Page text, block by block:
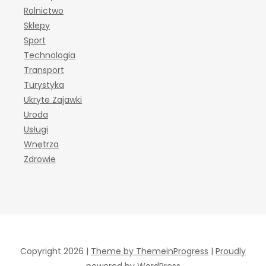
Rolnictwo
Sklepy
Sport
Technologia
Transport
Turystyka
Ukryte Zajawki
Uroda
Usługi
Wnętrza
Zdrowie
Copyright 2026 | Theme by ThemeinProgress | Proudly